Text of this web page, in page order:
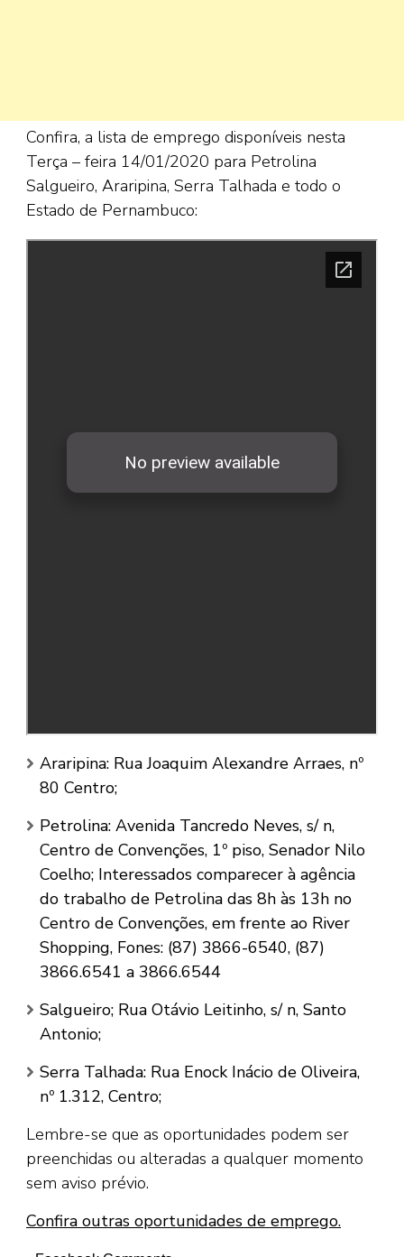
Confira, a lista de emprego disponíveis nesta
Terça – feira 14/01/2020 para Petrolina
Salgueiro, Araripina, Serra Talhada e todo o
Estado de Pernambuco:
Araripina: Rua Joaquim Alexandre Arraes, nº
80 Centro;
Petrolina: Avenida Tancredo Neves, s/ n,
Centro de Convenções, 1º piso, Senador Nilo
Coelho; Interessados comparecer à agência
do trabalho de Petrolina das 8h às 13h no
Centro de Convenções, em frente ao River
Shopping, Fones: (87) 3866-6540, (87)
3866.6541 a 3866.6544
Salgueiro; Rua Otávio Leitinho, s/ n, Santo
Antonio;
Serra Talhada: Rua Enock Inácio de Oliveira,
nº 1.312, Centro;
Lembre-se que as oportunidades podem ser
preenchidas ou alteradas a qualquer momento
sem aviso prévio.
Confira outras oportunidades de emprego.